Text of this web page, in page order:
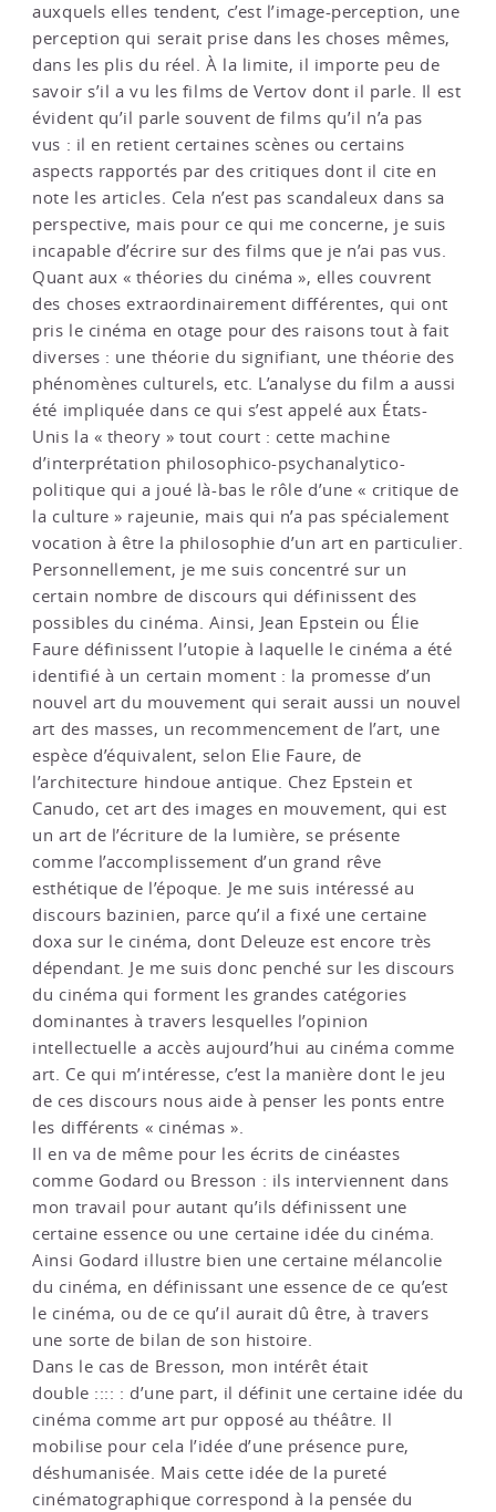
auxquels elles tendent, c’est l’image-perception, une
perception qui serait prise dans les choses mêmes,
dans les plis du réel. À la limite, il importe peu de
savoir s’il a vu les films de Vertov dont il parle. Il est
évident qu’il parle souvent de films qu’il n’a pas
vus : il en retient certaines scènes ou certains
aspects rapportés par des critiques dont il cite en
note les articles. Cela n’est pas scandaleux dans sa
perspective, mais pour ce qui me concerne, je suis
incapable d’écrire sur des films que je n’ai pas vus.
Quant aux « théories du cinéma », elles couvrent
des choses extraordinairement différentes, qui ont
pris le cinéma en otage pour des raisons tout à fait
diverses : une théorie du signifiant, une théorie des
phénomènes culturels, etc. L’analyse du film a aussi
été impliquée dans ce qui s’est appelé aux États-
Unis la « theory » tout court : cette machine
d’interprétation philosophico-psychanalytico-
politique qui a joué là-bas le rôle d’une « critique de
la culture » rajeunie, mais qui n’a pas spécialement
vocation à être la philosophie d’un art en particulier.
Personnellement, je me suis concentré sur un
certain nombre de discours qui définissent des
possibles du cinéma. Ainsi, Jean Epstein ou Élie
Faure définissent l’utopie à laquelle le cinéma a été
identifié à un certain moment : la promesse d’un
nouvel art du mouvement qui serait aussi un nouvel
art des masses, un recommencement de l’art, une
espèce d’équivalent, selon Elie Faure, de
l’architecture hindoue antique. Chez Epstein et
Canudo, cet art des images en mouvement, qui est
un art de l’écriture de la lumière, se présente
comme l’accomplissement d’un grand rêve
esthétique de l’époque. Je me suis intéressé au
discours bazinien, parce qu’il a fixé une certaine
doxa sur le cinéma, dont Deleuze est encore très
dépendant. Je me suis donc penché sur les discours
du cinéma qui forment les grandes catégories
dominantes à travers lesquelles l’opinion
intellectuelle a accès aujourd’hui au cinéma comme
art. Ce qui m’intéresse, c’est la manière dont le jeu
de ces discours nous aide à penser les ponts entre
les différents « cinémas ».
Il en va de même pour les écrits de cinéastes
comme Godard ou Bresson : ils interviennent dans
mon travail pour autant qu’ils définissent une
certaine essence ou une certaine idée du cinéma.
Ainsi Godard illustre bien une certaine mélancolie
du cinéma, en définissant une essence de ce qu’est
le cinéma, ou de ce qu’il aurait dû être, à travers
une sorte de bilan de son histoire.
Dans le cas de Bresson, mon intérêt était
double :::: : d’une part, il définit une certaine idée du
cinéma comme art pur opposé au théâtre. Il
mobilise pour cela l’idée d’une présence pure,
déshumanisée. Mais cette idée de la pureté
cinématographique correspond à la pensée du